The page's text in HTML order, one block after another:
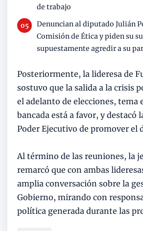
de trabajo
Denuncian al diputado Julián
Comisión de Ética y piden su
supuestamente agredir a su
Posteriormente, la lideresa de
sostuvo que la salida a la crisis
el adelanto de elecciones, tema
bancada está a favor, y destacó
Poder Ejecutivo de promover el
Al término de las reuniones, la
remarcó que con ambas
amplia conversación sobre la
Gobierno, mirando con
política generada durante las